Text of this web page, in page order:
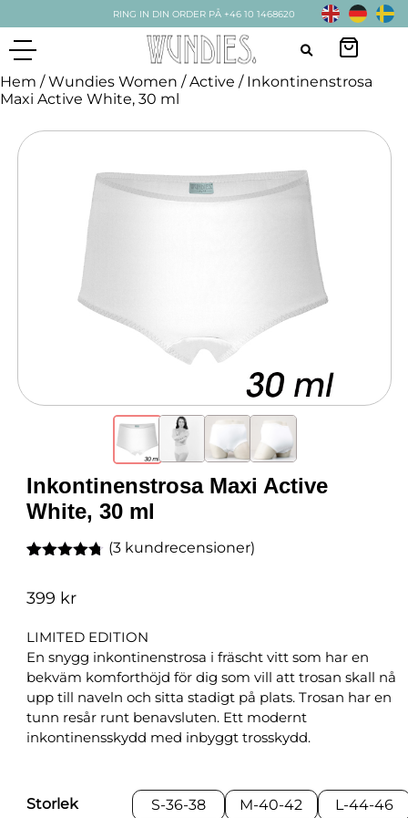
RING IN DIN ORDER PÅ +46 10 1468620
Hem /Wundies Women /Active / Inkontinenstrosa
Maxi Active White, 30 ml
Inkontinenstrosa Maxi Active
White, 30 ml
baserat på
(3 kundrecensioner)
399 kr
LIMITED EDITION
En snygg inkontinenstrosa i fräscht vitt som har en
bekväm komforthöjd för dig som vill att trosan skall nå
upp till naveln och sitta stadigt på plats. Trosan har en
tunn resår runt benavsluten. Ett modernt
inkontinensskydd med inbyggt trosskydd.
Storlek S-36-38 M-40-42
L-44-46